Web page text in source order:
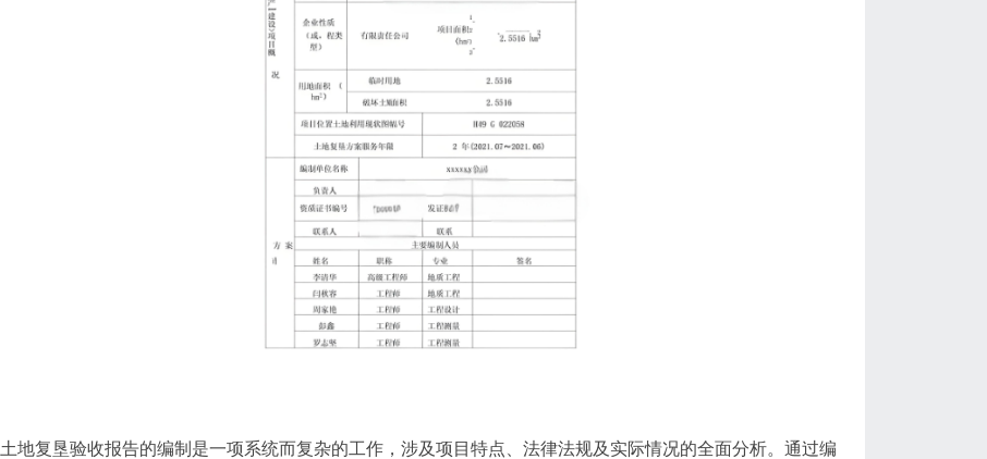
土地复垦验收报告的编制是一项系统而复杂的工作，涉及项目特点、法律法规及实际情况的全面分析。通过编